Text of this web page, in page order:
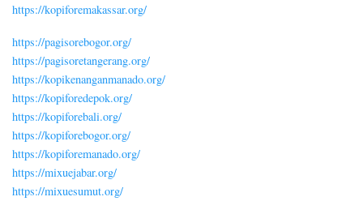
https://kopiforemakassar.org/
https://pagisorebogor.org/
https://pagisoretangerang.org/
https://kopikenanganmanado.org/
https://kopiforedepok.org/
https://kopiforebali.org/
https://kopiforebogor.org/
https://kopiforemanado.org/
https://mixuejabar.org/
https://mixuesumut.org/